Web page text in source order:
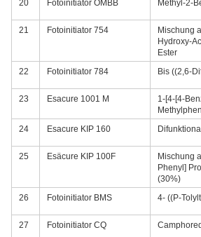
20 Fotoinitiator OMBB Methyl-2-
21 Fotoinitiator 754
Mischung
Hydroxy-
Ester
22
Fotoinitiator 784 Bis ((2,6-
23 Esacure 1001 M
1-[4-[4-
24
Esacure KIP 160
25 Esäcure KIP 100F
Mischung
Phenyl]
(30%)
26
Fotoinitiator BMS 4- ((P-
27 Fotoinitiator CQ